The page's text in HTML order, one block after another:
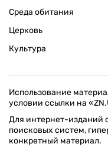
Среда обитания
Церковь
Культура
Использование
условии ссылки на
Для интернет-изданий
поисковых систем,
конкретный материал.